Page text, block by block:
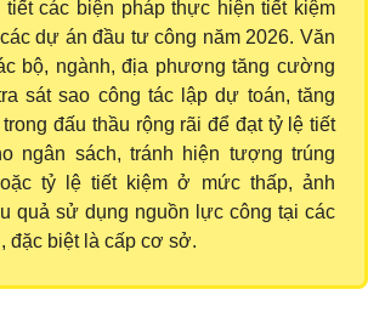
các biện pháp thực hiện tiết kiệm
dự án đầu tư công năm 2026. Văn
bộ, ngành, địa phương tăng cường
sát sao công tác lập dự toán, tăng
đấu thầu rộng rãi để đạt tỷ lệ tiết
ngân sách, tránh hiện tượng trúng
tỷ lệ tiết kiệm ở mức thấp, ảnh
quả sử dụng nguồn lực công tại các
đặc biệt là cấp cơ sở.